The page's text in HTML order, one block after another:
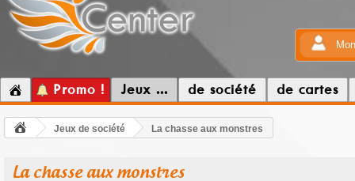
Promo ! Jeux ... de société de cartes
Jeux de société La chasse aux monstres
La chasse aux monstres